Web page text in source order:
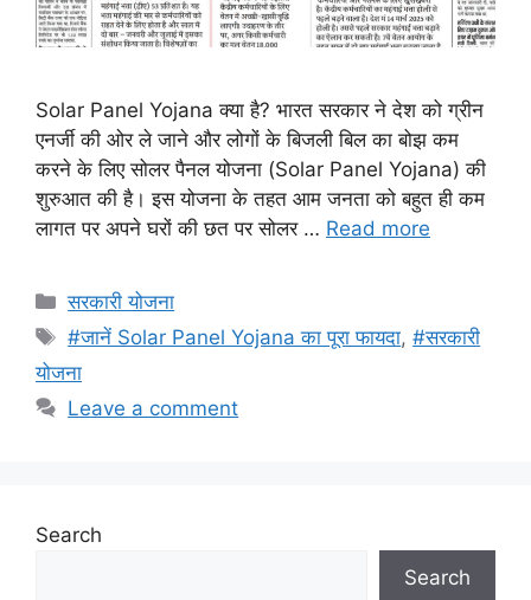
Solar Panel Yojana क्या है? भारत सरकार ने देश को ग्रीन
एनर्जी की ओर ले जाने और लोगों के बिजली बिल का बोझ कम
करने के लिए सोलर पैनल योजना (Solar Panel Yojana) की
शुरुआत की है। इस योजना के तहत आम जनता को बहुत ही कम
लागत पर अपने घरों की छत पर सोलर … Read more
Categories
सरकारी योजना
Tags
#जानें Solar Panel Yojana का पूरा फायदा,#सरकारी
योजना
Leave a comment
Search
Search